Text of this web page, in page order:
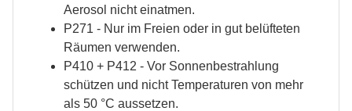
Aerosol nicht einatmen.
P271 - Nur im Freien oder in gut belüfteten
Räumen verwenden.
P410 + P412 - Vor Sonnenbestrahlung
schützen und nicht Temperaturen von mehr
als 50 °C aussetzen.